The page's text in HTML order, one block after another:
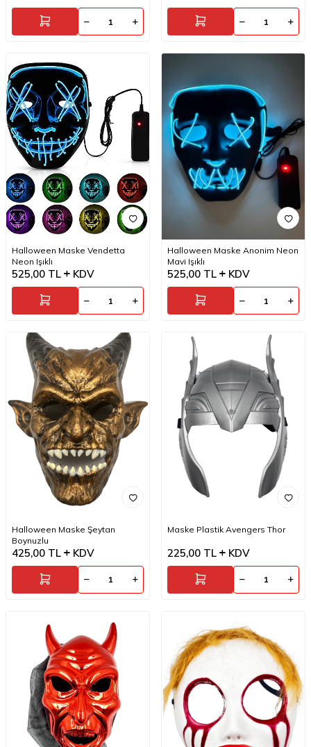
Halloween Maske Vendetta
Neon Işıklı
525,00 TL KDV
Halloween Maske Anonim Neon
Mavi Işıklı
525,00 TL KDV
Halloween Maske Şeytan
Boynuzlu
425,00 TL KDV
Maske Plastik Avengers Thor
225,00 TL KDV